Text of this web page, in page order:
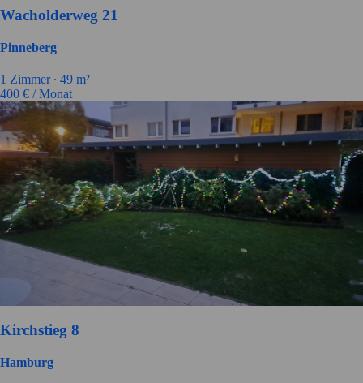
Wacholderweg 21
Pinneberg
1 Zimmer ∙ 49 m²
400 € / Monat
Kirchstieg 8
Hamburg